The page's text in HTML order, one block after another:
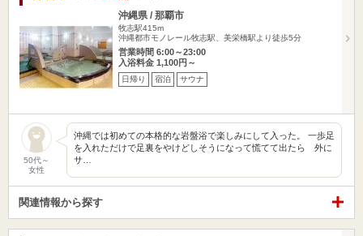
沖縄県 / 那覇市
牧志駅415m
沖縄都市モノレール牧志駅、美栄橋駅より徒歩5分
営業時間 6:00～23:00
入浴料金 1,100円～
日帰り 宿泊 サウナ
50代～
女性
沖縄では初めての本格的な岩盤浴で楽しみにして入った。 一歩足
を入れただけで足裏をやけどしそうになって慌てて出たら 外に
サ…
関連情報から探す